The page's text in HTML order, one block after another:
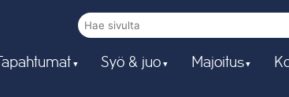
Tapahtumat Syö & juo Majoitus